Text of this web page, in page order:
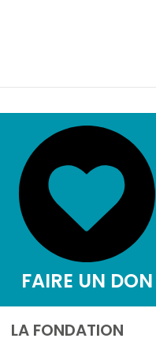
FAIRE UN DON
LA FONDATION
Détails de
2,5 M$
record